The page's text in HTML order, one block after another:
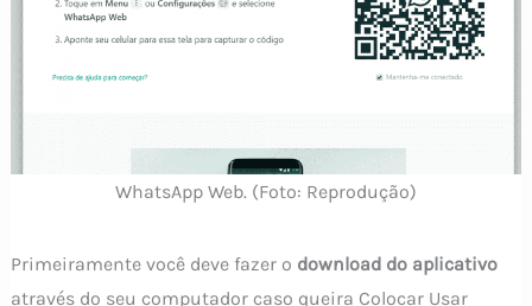
WhatsApp Web. (Foto: Reprodução)
Primeiramente você deve fazer o download do aplicativo
através do seu computador caso queira Colocar Usar